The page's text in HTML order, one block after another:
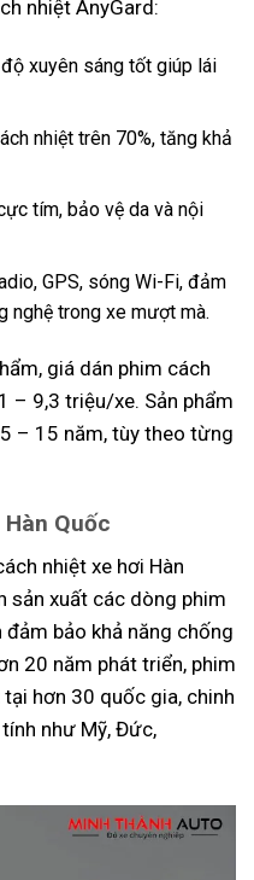
nhiệt AnyGard:
xuyên sáng tốt giúp lái
nhiệt trên 70%, tăng khả
tím, bảo vệ da và nội
GPS, sóng Wi-Fi, đảm
nghệ trong xe mượt mà.
giá dán phim cách
– 9,3 triệu/xe. Sản phẩm
– 15 năm, tùy theo từng
Quốc
nhiệt xe hơi Hàn
sản xuất các dòng phim
bảo khả năng chống
20 năm phát triển, phim
hơn 30 quốc gia, chinh
như Mỹ, Đức,